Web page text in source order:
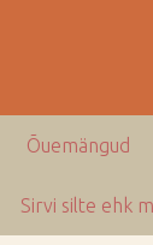
Õuemängud
Sirvi silte ehk